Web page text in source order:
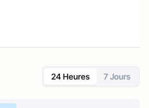
24 Heures 7 Jours